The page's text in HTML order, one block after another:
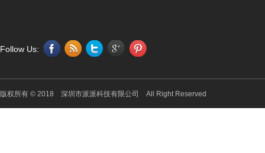
Follow Us:
版权所有 © 2018 深圳市派派科技有限公司 All Right Reserved